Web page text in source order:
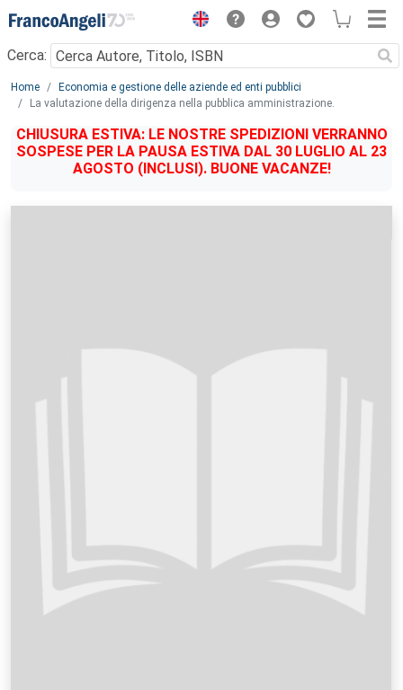
Menu
Cerca:
Main content
Home
Economia e gestione delle aziende ed enti pubblici
La valutazione della dirigenza nella pubblica amministrazione.
CHIUSURA ESTIVA: LE NOSTRE SPEDIZIONI VERRANNO
SOSPESE PER LA PAUSA ESTIVA DAL 30 LUGLIO AL 23
AGOSTO (INCLUSI). BUONE VACANZE!